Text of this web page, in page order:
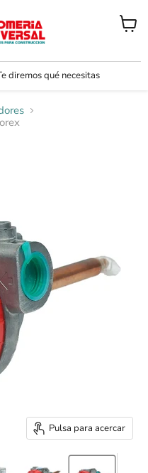
diremos qué necesitas
Ver
Pulsa para acercar